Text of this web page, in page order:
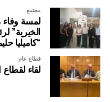
مجتمع
لمسة وفاء
الخيرية”
“كاميليا
قطاع عام
لقاء